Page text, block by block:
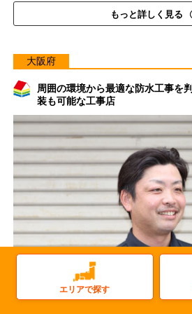
もっと詳しく見る
大阪府
周囲の環境から最適な防水工事を
装も可能な工事店
エリアで探す